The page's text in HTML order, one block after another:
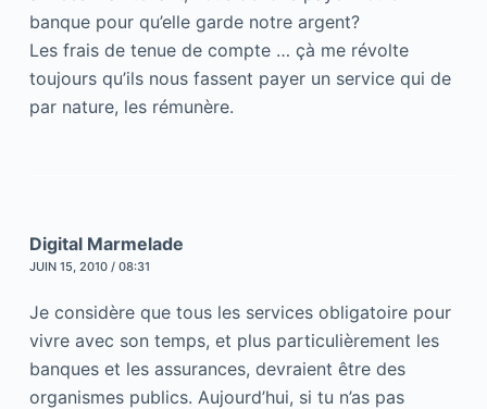
banque pour qu’elle garde notre argent?
Les frais de tenue de compte … çà me révolte
toujours qu’ils nous fassent payer un service qui de
par nature, les rémunère.
Digital Marmelade
JUIN 15, 2010 / 08:31
Je considère que tous les services obligatoire pour
vivre avec son temps, et plus particulièrement les
banques et les assurances, devraient être des
organismes publics. Aujourd’hui, si tu n’as pas